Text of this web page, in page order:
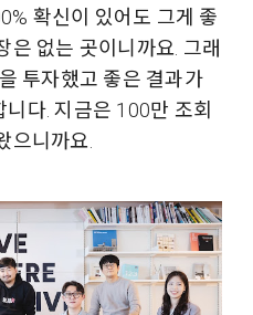
확신이 있어도 그게 좋
은 없는 곳이니까요. 그래
투자했고 좋은 결과가
다. 지금은 100만 조회
으니까요.